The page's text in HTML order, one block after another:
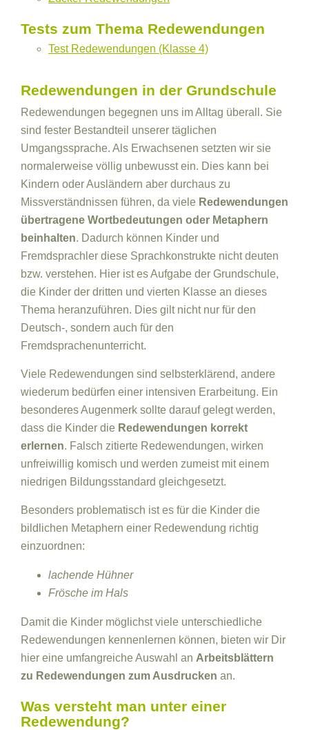
Tests zum Thema Redewendungen
Test Redewendungen (Klasse 4)
Redewendungen in der Grundschule
Redewendungen begegnen uns im Alltag überall. Sie
sind fester Bestandteil unserer täglichen
Umgangssprache. Als Erwachsenen setzten wir sie
normalerweise völlig unbewusst ein. Dies kann bei
Kindern oder Ausländern aber durchaus zu
Missverständnissen führen, da viele Redewendungen
übertragene Wortbedeutungen oder Metaphern
beinhalten. Dadurch können Kinder und
Fremdsprachler diese Sprachkonstrukte nicht deuten
bzw. verstehen. Hier ist es Aufgabe der Grundschule,
die Kinder der dritten und vierten Klasse an dieses
Thema heranzuführen. Dies gilt nicht nur für den
Deutsch-, sondern auch für den
Fremdsprachenunterricht.
Viele Redewendungen sind selbsterklärend, andere
wiederum bedürfen einer intensiven Erarbeitung. Ein
besonderes Augenmerk sollte darauf gelegt werden,
dass die Kinder die Redewendungen korrekt
erlernen. Falsch zitierte Redewendungen, wirken
unfreiwillig komisch und werden zumeist mit einem
niedrigen Bildungsstandard gleichgesetzt.
Besonders problematisch ist es für die Kinder die
bildlichen Metaphern einer Redewendung richtig
einzuordnen:
lachende Hühner
Frösche im Hals
Damit die Kinder möglichst viele unterschiedliche
Redewendungen kennenlernen können, bieten wir Dir
hier eine umfangreiche Auswahl an Arbeitsblättern
zu Redewendungen zum Ausdrucken an.
Was versteht man unter einer
Redewendung?